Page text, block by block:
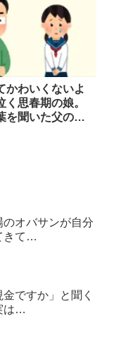
かわいくないよ
く思春期の娘。
を聞いた父の返
のオバサンが自分
きて…
ですか」と聞く
は…